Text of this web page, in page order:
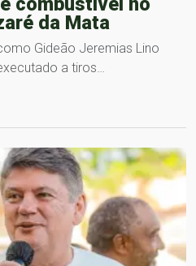
da Mata
Gideão Jeremias Lino
a tiros…